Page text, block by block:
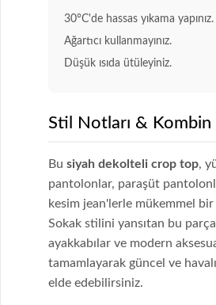
30°C'de hassas yıkama yapınız.
Ağartıcı kullanmayınız.
Düşük ısıda ütüleyiniz.
Stil Notları &
Bu siyah dekolteli crop top,
pantolonlar, paraşüt
kesim jean'lerle mükemmel
Sokak stilini yansıtan bu
ayakkabılar ve modern
tamamlayarak güncel ve
elde edebilirsiniz.